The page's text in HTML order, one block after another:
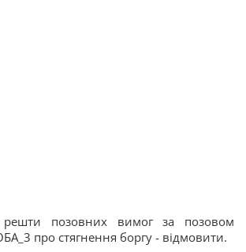
решти позовних вимог за позовом
про стягнення боргу - відмовити.